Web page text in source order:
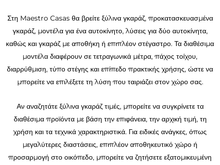
Στη Maestro Casas θα βρείτε ξύλινα γκαράζ, προκατασκευασμένα
γκαράζ, μοντέλα για ένα αυτοκίνητο, λύσεις για δύο αυτοκίνητα,
καθώς και γκαράζ με αποθήκη ή επιπλέον στέγαστρο. Τα διαθέσιμα
μοντέλα διαφέρουν σε τετραγωνικά μέτρα, πάχος τοίχου,
διαρρύθμιση, τύπο στέγης και επίπεδο πρακτικής χρήσης, ώστε να
μπορείτε να επιλέξετε τη λύση που ταιριάζει στον χώρο σας.
Αν αναζητάτε ξύλινα γκαράζ τιμές, μπορείτε να συγκρίνετε τα
διαθέσιμα προϊόντα με βάση την επιφάνεια, την αρχική τιμή, τη
χρήση και τα τεχνικά χαρακτηριστικά. Για ειδικές ανάγκες, όπως
μεγαλύτερες διαστάσεις, επιπλέον αποθηκευτικό χώρο ή
προσαρμογή στο οικόπεδο, μπορείτε να ζητήσετε εξατομικευμένη